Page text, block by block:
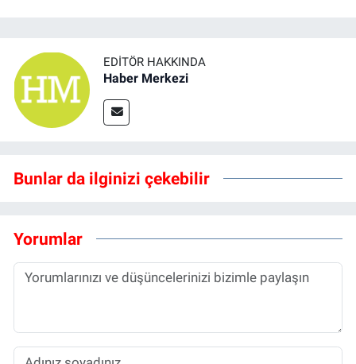
EDITÖR HAKKINDA
Haber Merkezi
Bunlar da ilginizi çekebilir
Yorumlar